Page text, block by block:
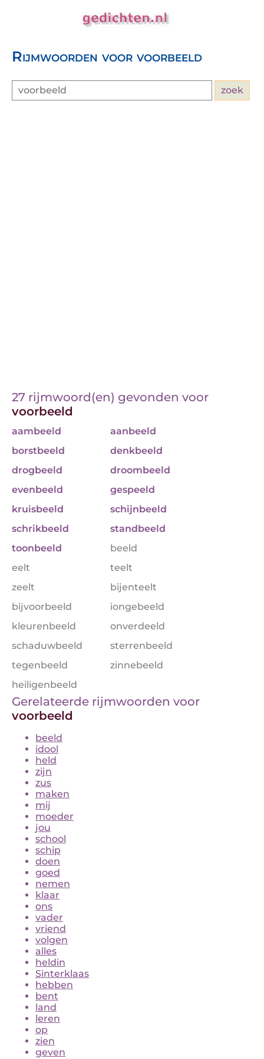
Rijmwoorden voor voorbeeld
27 rijmwoord(en) gevonden voor
voorbeeld
aambeeld
aanbeeld
borstbeeld
denkbeeld
drogbeeld
droombeeld
evenbeeld
gespeeld
kruisbeeld
schijnbeeld
schrikbeeld
standbeeld
toonbeeld
beeld
eelt
teelt
zeelt
bijenteelt
bijvoorbeeld
iongebeeld
kleurenbeeld
onverdeeld
schaduwbeeld
sterrenbeeld
tegenbeeld
zinnebeeld
heiligenbeeld
Gerelateerde rijmwoorden voor
voorbeeld
beeld
idool
held
zijn
zus
maken
mij
moeder
jou
school
schip
doen
goed
nemen
klaar
ons
vader
vriend
volgen
alles
heldin
Sinterklaas
hebben
bent
land
leren
op
zien
geven